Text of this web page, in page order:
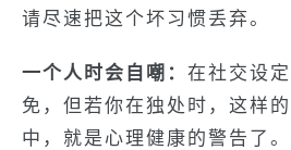
请尽速把这个坏习惯丢弃。
一个人时会自嘲： 在社交设
免，但若你在独处时，这样
中，就是心理健康的警告了